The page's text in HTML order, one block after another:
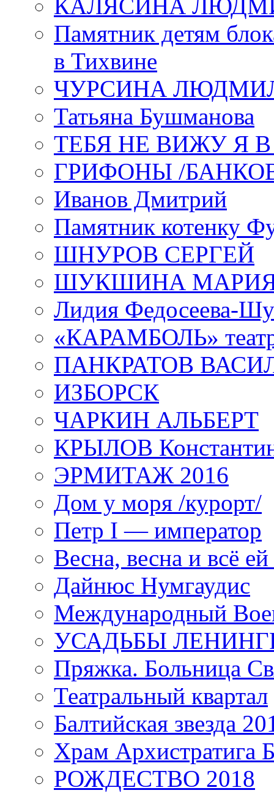
КАЛЯСИНА
Памятник детям
в Тихвине
ЧУРСИНА
Татьяна Бушманова
ТЕБЯ НЕ ВИЖУ Я
ГРИФОНЫ /
Иванов Дмитрий
Памятник котенку
ШНУРОВ СЕРГЕЙ
ШУКШИНА
Лидия Федосеева-
«КАРАМБОЛЬ»
ПАНКРАТОВ
ИЗБОРСК
ЧАРКИН АЛЬБЕРТ
КРЫЛОВ
ЭРМИТАЖ 2016
Дом у моря /курорт/
Петр I — император
Весна, весна и всё
Дайнюс Нумгаудис
Международный
УСАДЬБЫ
Пряжка. Больница
Театральный квартал
Балтийская звезда
Храм
РОЖДЕСТВО 2018